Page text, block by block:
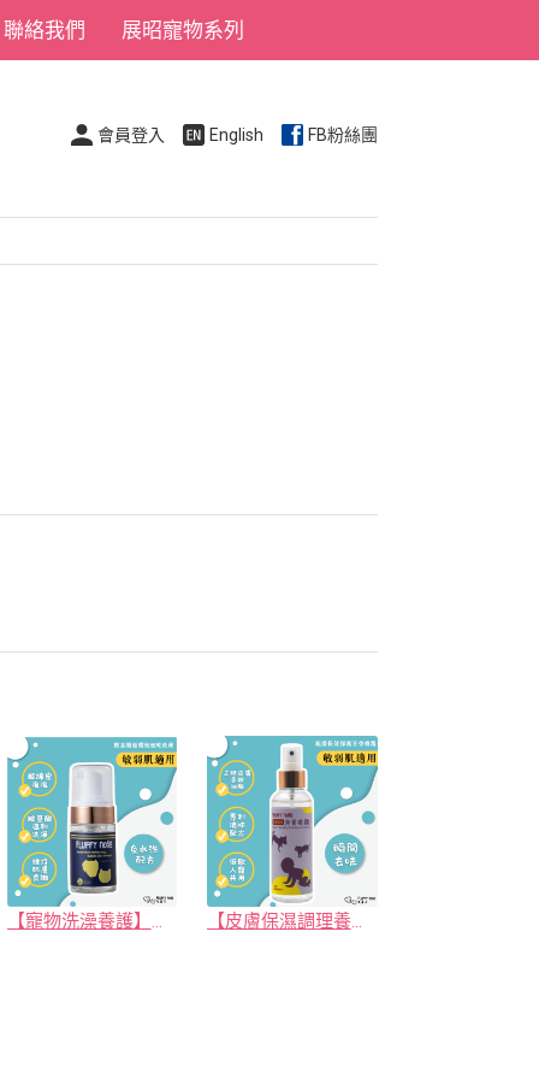
聯絡我們 展昭寵物系列
會員登入 English FB粉絲團
【寵物洗澡養護】胺基酸滋潤泡泡乾洗澡(貓狗適用)｜FLUFFY nOSE 毛鼻子 【皮膚保濕調理養護】親膚長效保濕芳香噴霧（人寵智能抑味香氛）｜FLUFFY nOSE 毛鼻子